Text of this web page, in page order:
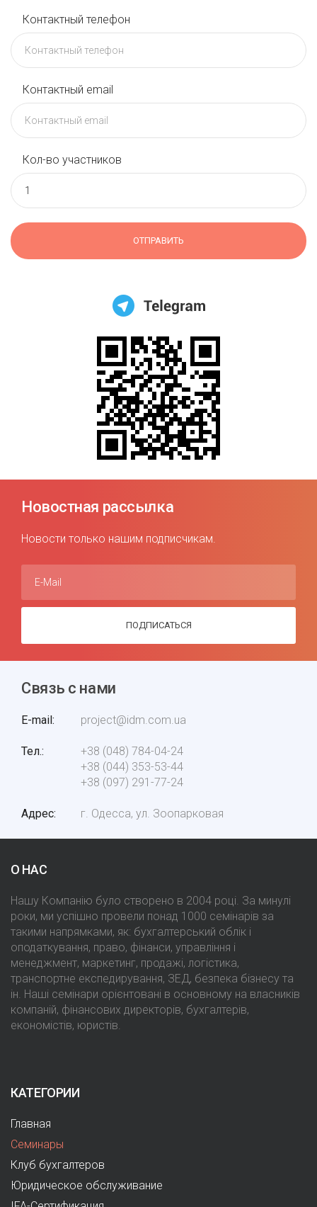
Контактный телефон
Контактный email
Кол-во участников
ОТПРАВИТЬ
Новостная рассылка
Новости только нашим подписчикам.
E-Mail
ПОДПИСАТЬСЯ
Связь с нами
E-mail project@idm.com.ua
Тел.
+38 (048) 784-04-24
+38 (044) 353-53-44
+38 (097) 291-77-24
Адрес г. Одесса, ул. Зоопарковая
О НАС
Нашу Компанію було створено в 2004 році. За минулі
роки, ми успішно провели понад 1000 семінарів за
такими напрямками, як: бухгалтерський облік і
оподаткування, право, фінанси, управління і
менеджмент, маркетинг, продажі, логістика,
транспортне експедирування, ЗЕД, безпека бізнесу та
ін. Наші семінари орієнтовані в основному на власників
компаній, фінансових директорів, бухгалтерів,
економістів, юристів.
КАТЕГОРИИ
Главная
Семинары
Клуб бухгалтеров
Юридическое обслуживание